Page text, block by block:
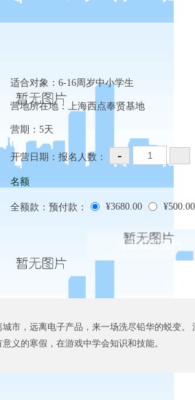
适合对象： 6-16周岁中小学生
营地所在地： 上海西点奉贤基地
营期： 5天
开营日期： 报名人数：
名额
全额款： ¥3680.00
预付款： ¥500.00
市，远离电子产品，来一场洗尽铅华的蜕变。
义的寒假，在游戏中学会知识和技能。